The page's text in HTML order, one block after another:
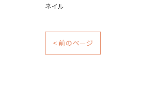
ネイル
< 前のページ